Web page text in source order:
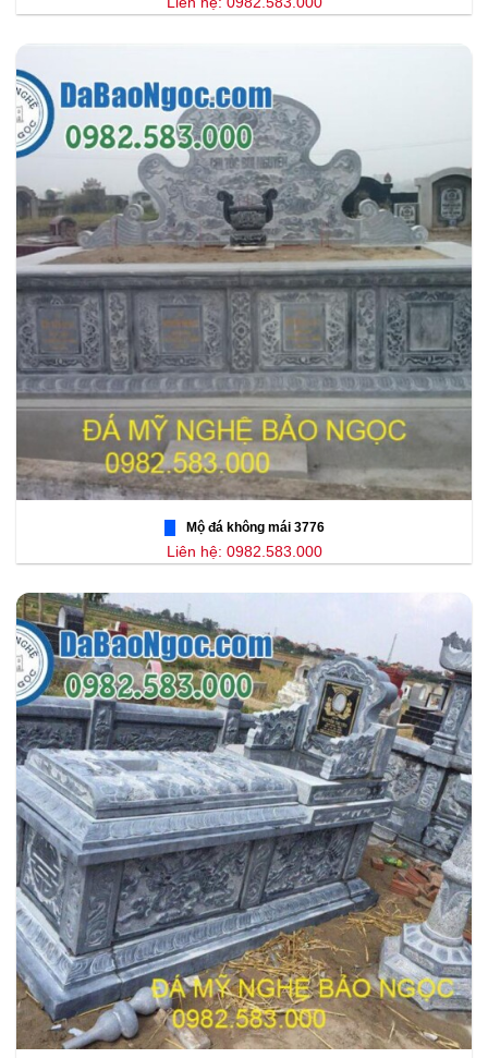
Mộ đá không mái 3776
Liên hệ: 0982.583.000